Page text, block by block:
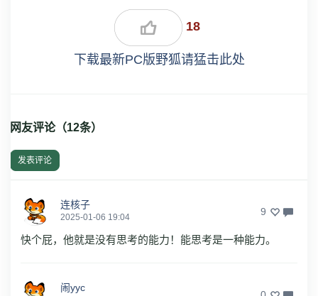
18
下载最新PC版野狐请猛击此处
网友评论（12条）
发表评论
连核子
2025-01-06 19:04 9
快个屁，他就是没有思考的能力！能思考是一种能力。
闹yyc